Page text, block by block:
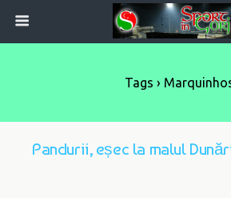
Tags ›
Pandurii, eșec la malul